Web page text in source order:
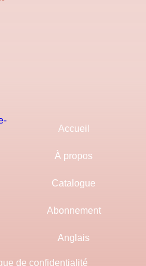
Accueil
À propos
Catalogue
Abonnement
Anglais
de confidentialité